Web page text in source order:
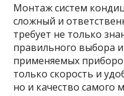
Монтаж систем
сложный и
требует не только
правильного выбора
применяемых
только скорость и
но и качество самого